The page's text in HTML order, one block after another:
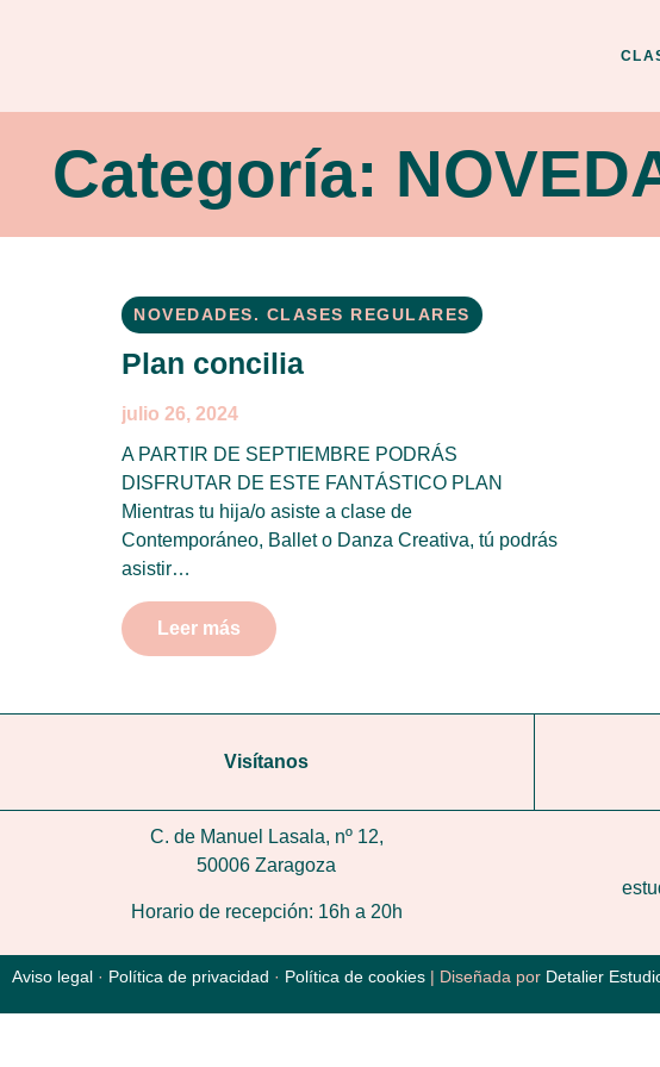
Categoría:
NOVEDADES. CLASES REGULARES
Plan concilia
julio 26, 2024
A PARTIR DE SEPTIEMBRE PODRÁS
DISFRUTAR DE ESTE FANTÁSTICO PLAN
Mientras tu hija/o asiste a clase de
Contemporáneo, Ballet o Danza Creativa, tú podrás
asistir…
Leer más
Visítanos
C. de Manuel Lasala, nº 12,
50006 Zaragoza
Horario de recepción: 16h a 20h
Aviso legal · Política de privacidad · Política de cookies | Diseñada por Detalier